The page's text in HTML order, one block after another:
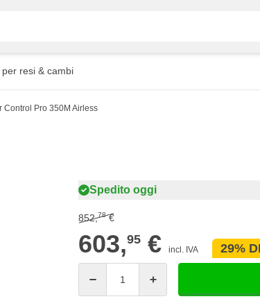
per resi & cambi
Control Pro 350M Airless
Spedito oggi
852,78€
603,95 € incl. IVA 29%